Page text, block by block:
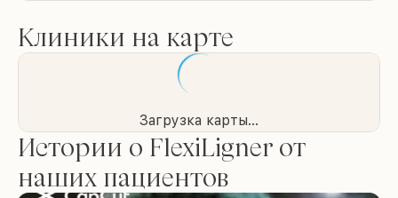
Клиники на карте
Загрузка карты...
Истории о FlexiLigner от
наших пациентов